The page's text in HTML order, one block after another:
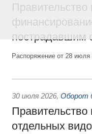
пострадавшим
Распоряжение от 28
30 июля 2026, Оборот
отдельных